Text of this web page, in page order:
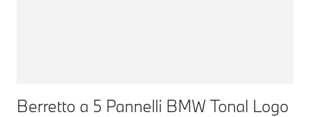
Berretto a 5 Pannelli BMW Tonal Logo